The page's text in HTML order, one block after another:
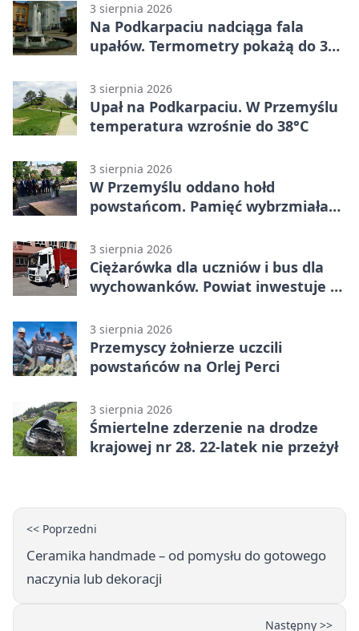
3 sierpnia 2026
Na Podkarpaciu nadciąga fala
upałów. Termometry pokażą do 36
3 sierpnia 2026
Upał na Podkarpaciu. W Przemyślu
temperatura wzrośnie do 38°C
3 sierpnia 2026
W Przemyślu oddano hołd
powstańcom. Pamięć wybrzmiała
3 sierpnia 2026
Ciężarówka dla uczniów i bus dla
wychowanków. Powiat inwestuje w
3 sierpnia 2026
Przemyscy żołnierze uczcili
powstańców na Orlej Perci
3 sierpnia 2026
Śmiertelne zderzenie na drodze
krajowej nr 28. 22-latek nie przeżył
<< Poprzedni
Ceramika handmade – od pomysłu do gotowego
naczynia lub dekoracji
Następny >>